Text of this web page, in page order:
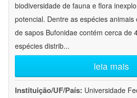
biodiversidade de fauna e flora
potencial. Dentre as espécies
de sapos Bufonidae contém cerca de
espécies distrib...
leia mais
Instituição/UF/País: Universidade